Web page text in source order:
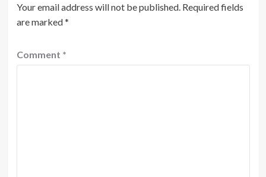
Your email address will not be published. Required fields
are marked*
Comment *